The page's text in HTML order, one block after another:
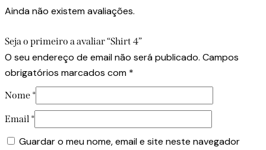
Ainda não existem avaliações.
Seja o primeiro a avaliar “Shirt 4”
O seu endereço de email não será publicado. Campos
obrigatórios marcados com *
Nome *
Email *
Guardar o meu nome, email e site neste navegador